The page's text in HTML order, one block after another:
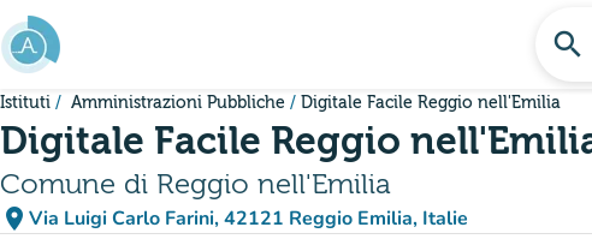
Vai al contenuto principale
search
Istituti Amministrazioni Pubbliche Digitale Facile Reggio nell'Emilia
Digitale Facile Reggio
Comune di Reggio nell'Emilia
place Via Luigi Carlo Farini, 42121 Reggio Emilia, Italie
(apri in Google Maps)
(nuova scheda)